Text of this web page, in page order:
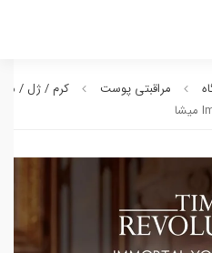
مراقبتی پوست
کرم / ژل /